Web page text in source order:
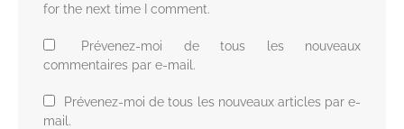
for the next time I comment.
Prévenez-moi de tous les nouveaux
commentaires par e-mail.
Prévenez-moi de tous les nouveaux articles par e-
mail.